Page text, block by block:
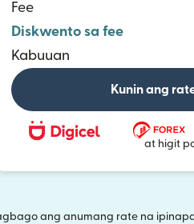
Fee
Diskwento sa fee
Kabuuan
Kunin ang
at higit
ang anumang rate na